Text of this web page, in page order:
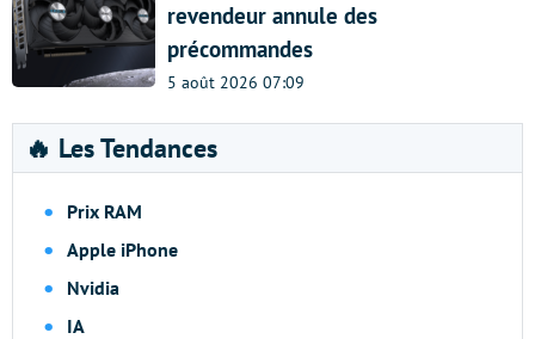
revendeur annule des
précommandes
5 août 2026 07:09
🔥 Les Tendances
Prix RAM
Apple iPhone
Nvidia
IA